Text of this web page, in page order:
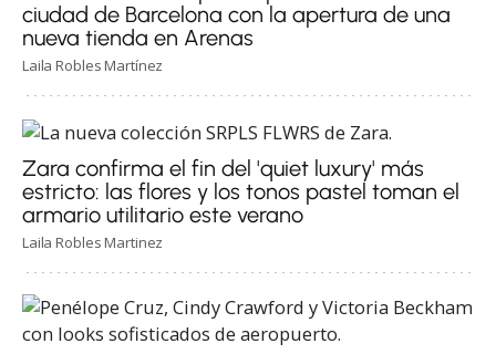
ciudad de Barcelona con la apertura de una
nueva tienda en Arenas
Laila Robles Martínez
Zara confirma el fin del 'quiet luxury' más
estricto: las flores y los tonos pastel toman el
armario utilitario este verano
Laila Robles Martinez